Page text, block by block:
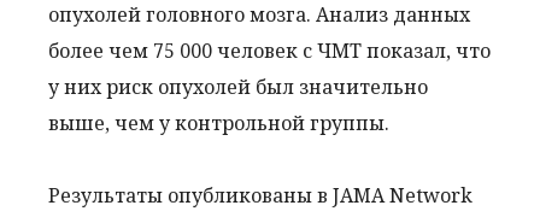
опухолей головного мозга. Анализ данных
более чем 75 000 человек с ЧМТ показал, что
у них риск опухолей был значительно
выше, чем у контрольной группы.
Результаты опубликованы в JAMA Network